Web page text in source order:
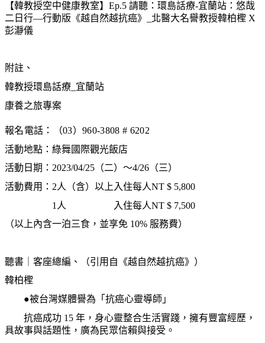
【韓教授空中健康教室】Ep.5 請聽：環島話療-宜蘭站：悠哉
二日行—行動版《越自然越抗癌》_北醫大名譽教授韓柏檉 X
彭瀞儀
附註、
韓教授環島話療_宜蘭站
康養之旅專案
報名電話：（03）960-3808 # 6202
活動地點：綠舞國際觀光飯店
活動日期：2023/04/25（二）～4/26（三）
活動費用：2人（含）以上入住每人NT $ 5,800
1人 入住每人NT $ 7,500
（以上內含一泊三食，並享免 10% 服務費）
聽書｜客座總編、（引用自《越自然越抗癌》）
韓柏檉
●被台灣媒體譽為「抗癌心靈導師」
抗癌成功 15 年，身心靈整合生活實踐，擁有豐富經歷，
具故事與話題性，廣為民眾信賴與接受。